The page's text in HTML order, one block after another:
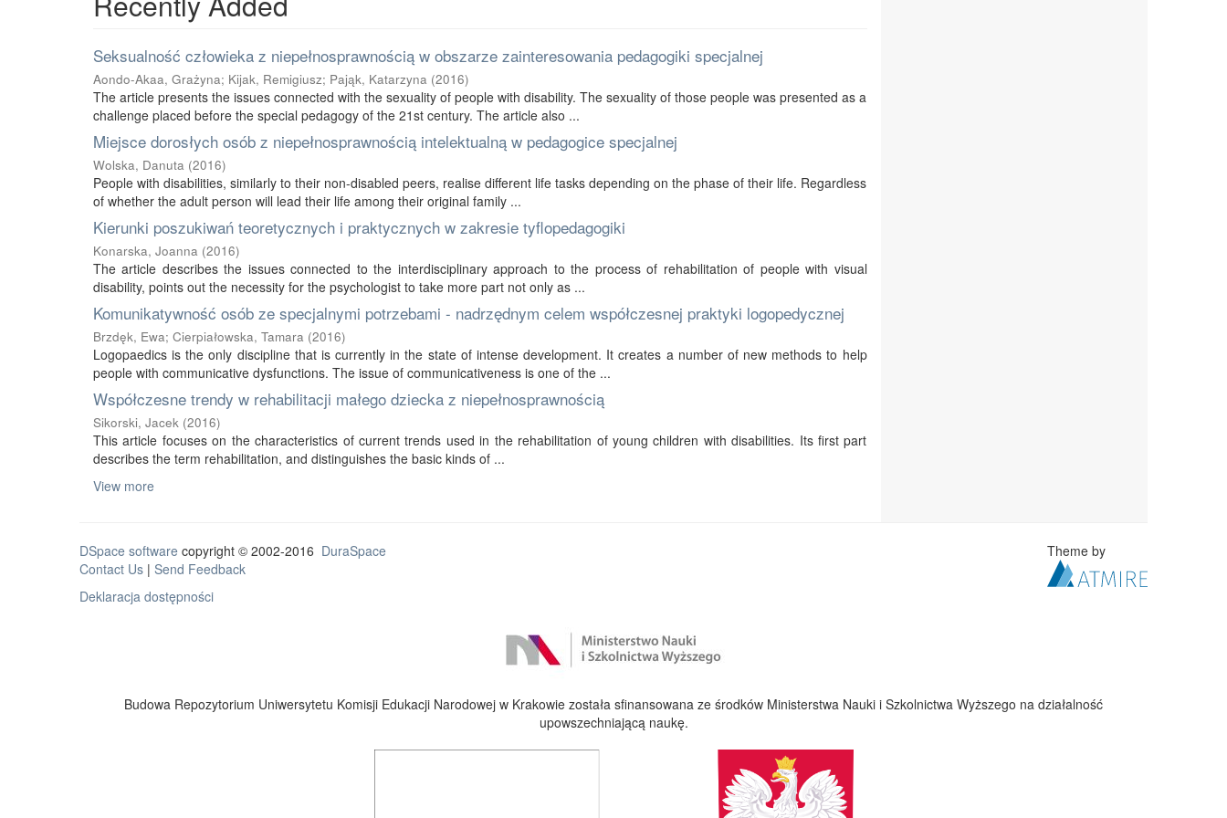
Seksualność człowieka z niepełnosprawnością w obszarze zainteresowania pedagogiki specjalnej
Aondo-Akaa, Grażyna; Kijak, Remigiusz; Pająk, Katarzyna (2016)
The article presents the issues connected with the sexuality of people with disability. The sexuality of those people was presented as a
challenge placed before the special pedagogy of the 21st century. The article also ...
Miejsce dorosłych osób z niepełnosprawnością intelektualną w pedagogice specjalnej
Wolska, Danuta (2016)
People with disabilities, similarly to their non-disabled peers, realise different life tasks depending on the phase of their life. Regardless
of whether the adult person will lead their life among their original family ...
Kierunki poszukiwań teoretycznych i praktycznych w zakresie tyflopedagogiki
Konarska, Joanna (2016)
The article describes the issues connected to the interdisciplinary approach to the process of rehabilitation of people with visual
disability, points out the necessity for the psychologist to take more part not only as ...
Komunikatywność osób ze specjalnymi potrzebami - nadrzędnym celem współczesnej praktyki logopedycznej
Brzdęk, Ewa; Cierpiałowska, Tamara (2016)
Logopaedics is the only discipline that is currently in the state of intense development. It creates a number of new methods to help
people with communicative dysfunctions. The issue of communicativeness is one of the ...
Współczesne trendy w rehabilitacji małego dziecka z niepełnosprawnością
Sikorski, Jacek (2016)
This article focuses on the characteristics of current trends used in the rehabilitation of young children with disabilities. Its first part
describes the term rehabilitation, and distinguishes the basic kinds of ...
View more
DSpace software copyright © 2002-2016 DuraSpace
Contact Us | Send Feedback
Deklaracja dostępności
Theme by
Budowa Repozytorium Uniwersytetu Komisji Edukacji Narodowej w Krakowie została sfinansowana ze środków Ministerstwa Nauki i Szkolnictwa Wyższego na działalność
upowszechniającą naukę.